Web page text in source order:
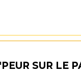
SUR LE